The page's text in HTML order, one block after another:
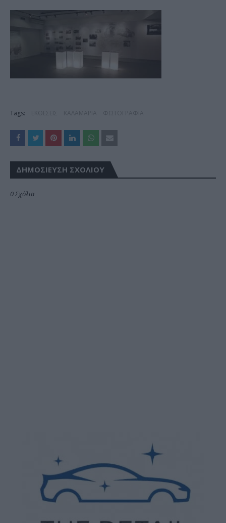
Tags:
ΔΗΜΟΣΊΕΥΣΗ ΣΧΟΛΊΟΥ
0 Σχόλια